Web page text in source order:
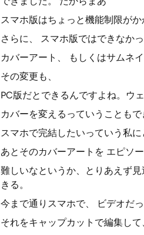
スマホ版はちょっと機能制限が
さらに、 スマホ版ではできなか
カバーアート、 もしくはサムネイ
その変更も、
PC版だとできるんですよね。ウ
カバーを変えるっていうことも
スマホで完結したいっていう私
あとそのカバーアートを エピソ
難しいなというか、とりあえず
きる。
今まで通りスマホで、 ビデオだっ
それをキャップカットで編集し